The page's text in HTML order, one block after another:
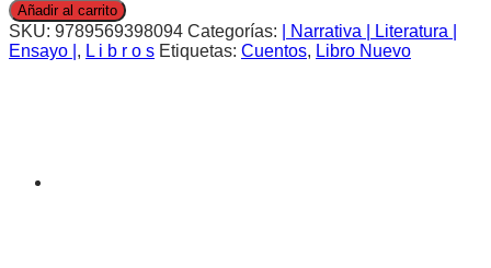
Añadir al carrito
SKU: 9789569398094 Categorías:
| Narrativa | Literatura |
Ensayo | , L i b r o s Etiquetas: Cuentos, Libro Nuevo